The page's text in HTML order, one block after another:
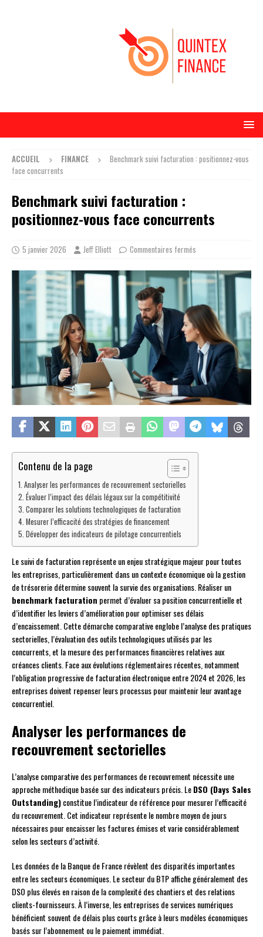
ACCUEIL FINANCE
Benchmark suivi facturation : positionnez-vous
face concurrents
Benchmark suivi facturation :
positionnez-vous face concurrents
5 janvier 2026 Jeff Elliott Commentaires fermés
Contenu de la page
Analyser les performances de recouvrement sectorielles
Évaluer l’impact des délais légaux sur la compétitivité
Comparer les solutions technologiques de facturation
Mesurer l’efficacité des stratégies de financement
Développer des indicateurs de pilotage concurrentiels
Le suivi de facturation représente un enjeu stratégique majeur pour toutes
les entreprises, particulièrement dans un contexte économique où la gestion
de trésorerie détermine souvent la survie des organisations. Réaliser un
benchmark facturation permet d’évaluer sa position concurrentielle et
d’identifier les leviers d’amélioration pour optimiser ses délais
d’encaissement. Cette démarche comparative englobe l’analyse des pratiques
sectorielles, l’évaluation des outils technologiques utilisés par les
concurrents, et la mesure des performances financières relatives aux
créances clients. Face aux évolutions réglementaires récentes, notamment
l’obligation progressive de facturation électronique entre 2024 et 2026, les
entreprises doivent repenser leurs processus pour maintenir leur avantage
concurrentiel.
Analyser les performances de
recouvrement sectorielles
L’analyse comparative des performances de recouvrement nécessite une
approche méthodique basée sur des indicateurs précis. LeDSO (Days Sales
Outstanding)constitue l’indicateur de référence pour mesurer l’efficacité
du recouvrement. Cet indicateur représente le nombre moyen de jours
nécessaires pour encaisser les factures émises et varie considérablement
selon les secteurs d’activité.
Les données de la Banque de France révèlent des disparités importantes
entre les secteurs économiques. Le secteur du BTP affiche généralement des
DSO plus élevés en raison de la complexité des chantiers et des relations
clients-fournisseurs. À l’inverse, les entreprises de services numériques
bénéficient souvent de délais plus courts grâce à leurs modèles économiques
basés sur l’abonnement ou le paiement immédiat.